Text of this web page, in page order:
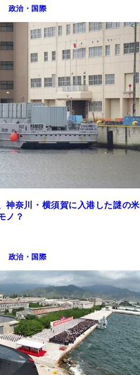
政治・国際
神奈川・横須賀に入港した謎の米
ノ？
政治・国際